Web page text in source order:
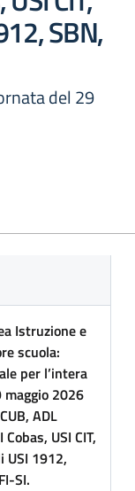
SBN,
del 29
Istruzione e
scuola:
per l’intera
2026
ADL
USI CIT,
USI 1912,
SI.